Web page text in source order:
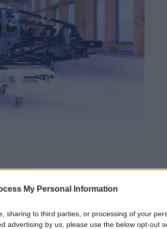
My Personal Information
sharing to third parties, or processing of your
advertising by us, please use the below opt-out
NX7 é o novo SUV da Nissan
Europa
Trump lança ataque aos